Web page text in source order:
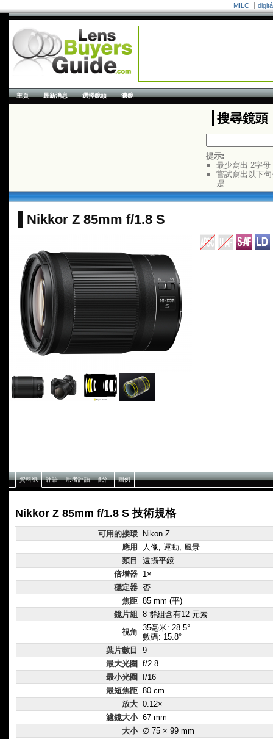
MILC
主頁 最新消息 選擇鏡頭 濾鏡
搜尋鏡頭
提示:
最少寫出 2字母
嘗試寫出以下
是
Nikkor Z 85mm f/1.8 S
資料紙 評語 用者評語 配件 圖例
Nikkor Z 85mm f/1.8 S 技術規格
可用的接環
Nikon Z
應用
人像, 運動, 風景
類目
遠攝平鏡
倍增器 1×
穩定器 否
焦距 85 mm (平)
鏡片組
8 群組含有12 元素
視角 35毫米: 28.5°
數碼: 15.8°
葉片數目
9
最大光圈
f/2.8
最小光圈
f/16
最短焦距 80 cm
放大 0.12×
濾鏡大小 67 mm
大小 ∅ 75 × 99 mm